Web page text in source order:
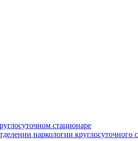
стационаре
наркологии круглосуточного